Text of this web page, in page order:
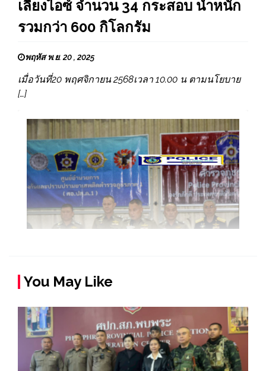
เลียงไอซ์ จำนวน 34 กระสอบ น้ำหนัก
รวมกว่า 600 กิโลกรัม
พฤหัส พ.ย. 20 , 2025
เมื่อวันที่20 พฤศจิกายน 2568เวลา 10.00 น ตามนโยบาย
[…]
You May Like